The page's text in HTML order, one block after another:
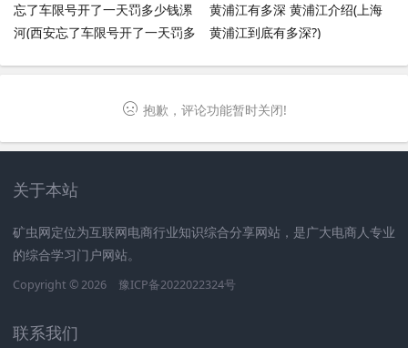
忘了车限号开了一天罚多少钱漯
河(西安忘了车限号开了一天罚多
黄浦江有多深 黄浦江介绍(上海
黄浦江到底有多深?)
抱歉，评论功能暂时关闭!
关于本站
矿虫网定位为互联网电商行业知识综合分享网站，是广大电商人专业
的综合学习门户网站。
Copyright © 2026 豫ICP备2022022324号
联系我们